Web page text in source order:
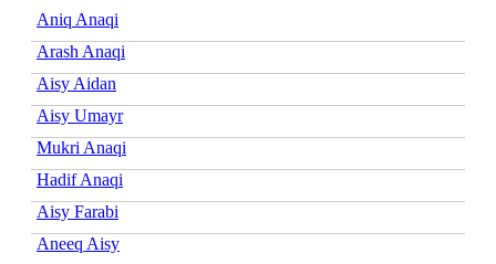
Aniq Anaqi
Arash Anaqi
Aisy Aidan
Aisy Umayr
Mukri Anaqi
Hadif Anaqi
Aisy Farabi
Aneeq Aisy